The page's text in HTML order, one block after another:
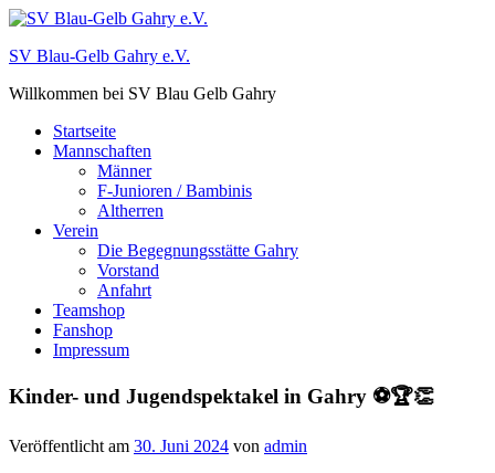
Zum
springen
SV Blau-Gelb Gahry e.V.
Willkommen bei SV Blau Gelb Gahry
Startseite
Mannschaften
Männer
F-Junioren / Bambinis
Altherren
Verein
Die Begegnungsstätte Gahry
Vorstand
Anfahrt
Teamshop
Fanshop
Impressum
Kinder- und Jugendspektakel in Gahry ⚽🏆👏
Veröffentlicht am 30. Juni 2024 von admin